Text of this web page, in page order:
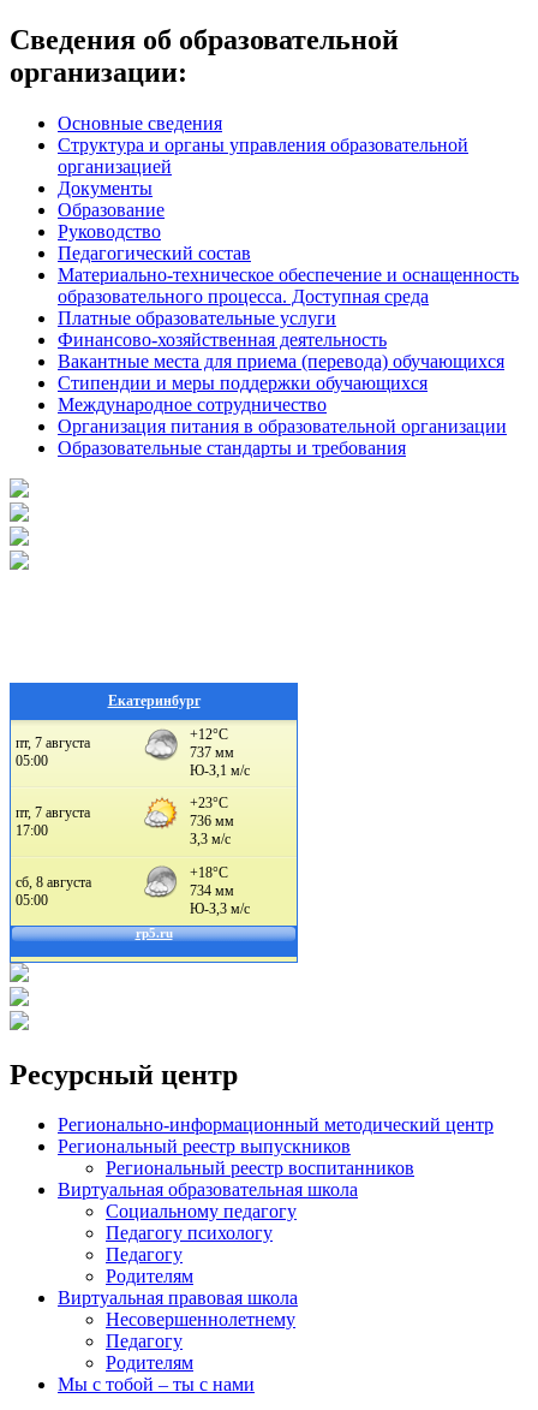
Сведения об образовательной
организации:
Основные сведения
Структура и органы управления образовательной
организацией
Документы
Образование
Руководство
Педагогический состав
Материально-техническое обеспечение и оснащенность
образовательного процесса. Доступная среда
Платные образовательные услуги
Финансово-хозяйственная деятельность
Вакантные места для приема (перевода) обучающихся
Стипендии и меры поддержки обучающихся
Международное сотрудничество
Организация питания в образовательной организации
Образовательные стандарты и требования
Екатеринбург
Ресурсный центр
Регионально-информационный методический центр
Региональный реестр выпускников
Региональный реестр воспитанников
Виртуальная образовательная школа
Социальному педагогу
Педагогу психологу
Педагогу
Родителям
Виртуальная правовая школа
Несовершеннолетнему
Педагогу
Родителям
Мы с тобой – ты с нами